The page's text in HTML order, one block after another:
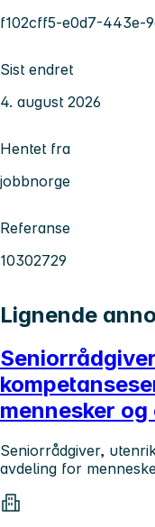
f102cff5-e0d7-443e-
Sist endret
4. august 2026
Hentet fra
jobbnorge
Referanse
10302729
Lignende
mennesker
Seniorrådgiver,
avdeling for